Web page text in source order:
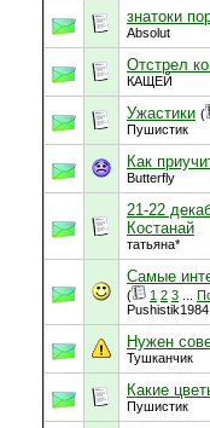
знатоки
Absolut
Отстрел
КАЩЕЙ
Ужастики (
Пушистик
Как
Butterfly
21-22
Костанай
татьяна*
Самые
( 1 2 3
Pushistik1984
Нужен
Тушканчик
Какие
Пушистик